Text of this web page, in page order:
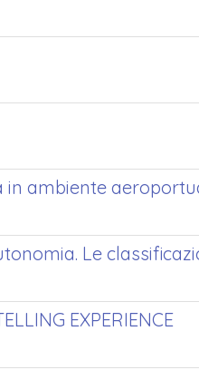
in ambiente
Le
EXPERIENCE